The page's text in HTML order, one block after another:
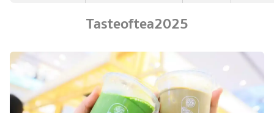
Tasteoftea2025